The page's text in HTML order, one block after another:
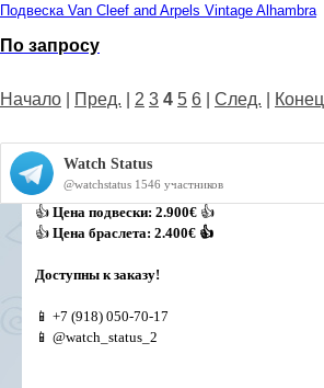
Подвеска Van Cleef and Arpels Vintage Alhambra
По запросу
Начало Пред. 2 3 4 5 6 След. Конец